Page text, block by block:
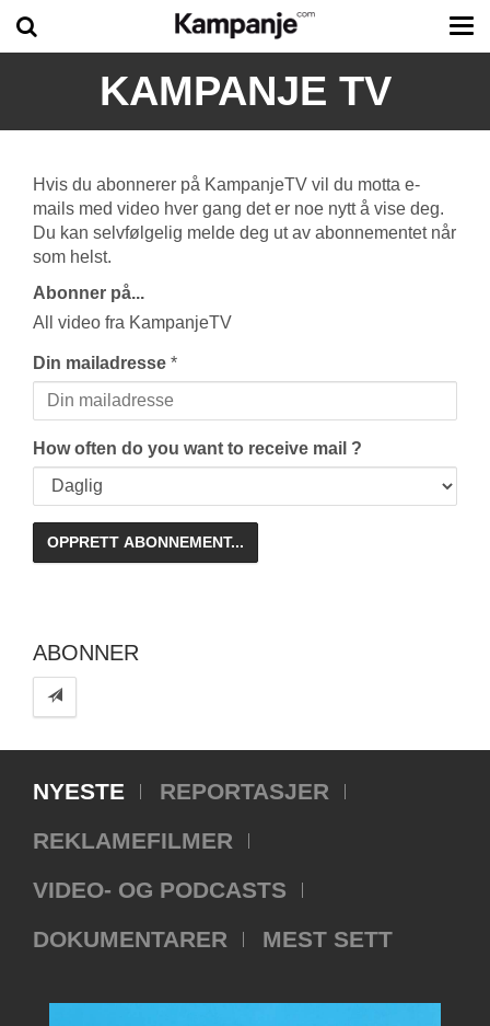
KAMPANJE TV
Hvis du abonnerer på KampanjeTV vil du motta e-
mails med video hver gang det er noe nytt å vise deg.
Du kan selvfølgelig melde deg ut av abonnementet når
som helst.
Abonner på...
All video fra KampanjeTV
Din mailadresse *
How often do you want to receive mail ?
ABONNER
NYESTE
REPORTASJER
REKLAMEFILMER
VIDEO- OG PODCASTS
DOKUMENTARER
MEST SETT